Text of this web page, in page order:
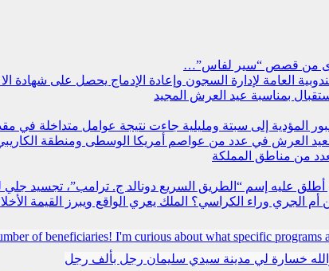
من قصص “سير لفاس”…
العامة لإدارة السجون وإعادة الإدماج يحصل على شهادة
بمناسبة عيد العرش المجيد
المؤدية إلى سبتة ومليلية جاءت نتيجة عوامل متداخلة
لعيد العرش في عدد من عواصم أمريكا الوسطى ومنطقة
من مناطق المملكة
أطلق عليه إسم “الطريق السريع دونالد ج. ترامب”، تجسيد جلي
الجري وراء الكراسي؟ الملك يعري الواقع ويبرز القيمة
of beneficiaries! I'm curious about what specific programs
خسارة لي مدينة سيدي سليمان رجل بألف رجل